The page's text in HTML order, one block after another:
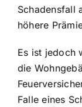
Schadensfall
höhere
Es ist jedoch
die
Falle eines